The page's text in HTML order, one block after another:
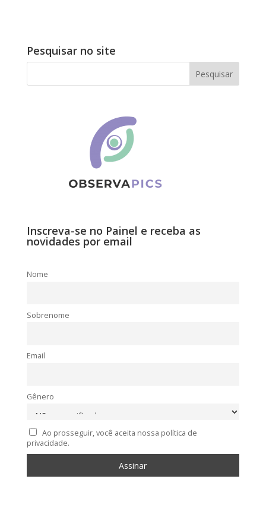
Pesquisar no site
Inscreva-se no Painel e receba as
novidades por email
Nome
Sobrenome
Email
Gênero
Ao prosseguir, você aceita nossa política de
privacidade.